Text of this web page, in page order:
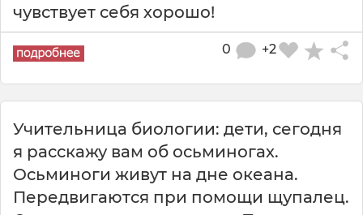
чувствует себя хорошо!
+2
0
Учительница биологии: дети, сегодня
я расскажу вам об осьминогах.
Осьминоги живут на дне океана.
Передвигаются при помощи щупалец.